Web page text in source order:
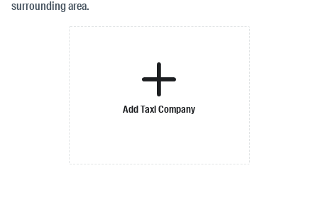
surrounding area.
Add Taxi Company